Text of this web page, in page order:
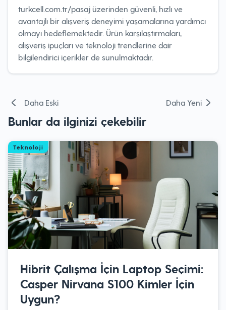
turkcell.com.tr/pasaj üzerinden güvenli, hızlı ve
avantajlı bir alışveriş deneyimi yaşamalarına yardımcı
olmayı hedeflemektedir. Ürün karşılaştırmaları,
alışveriş ipuçları ve teknoloji trendlerine dair
bilgilendirici içerikler de sunulmaktadır.
Yazı
Daha Eski Daha Yeni
Bunlar da ilginizi çekebilir
Teknoloji
Hibrit Çalışma İçin Laptop Seçimi:
Casper Nirvana S100 Kimler İçin
Uygun?